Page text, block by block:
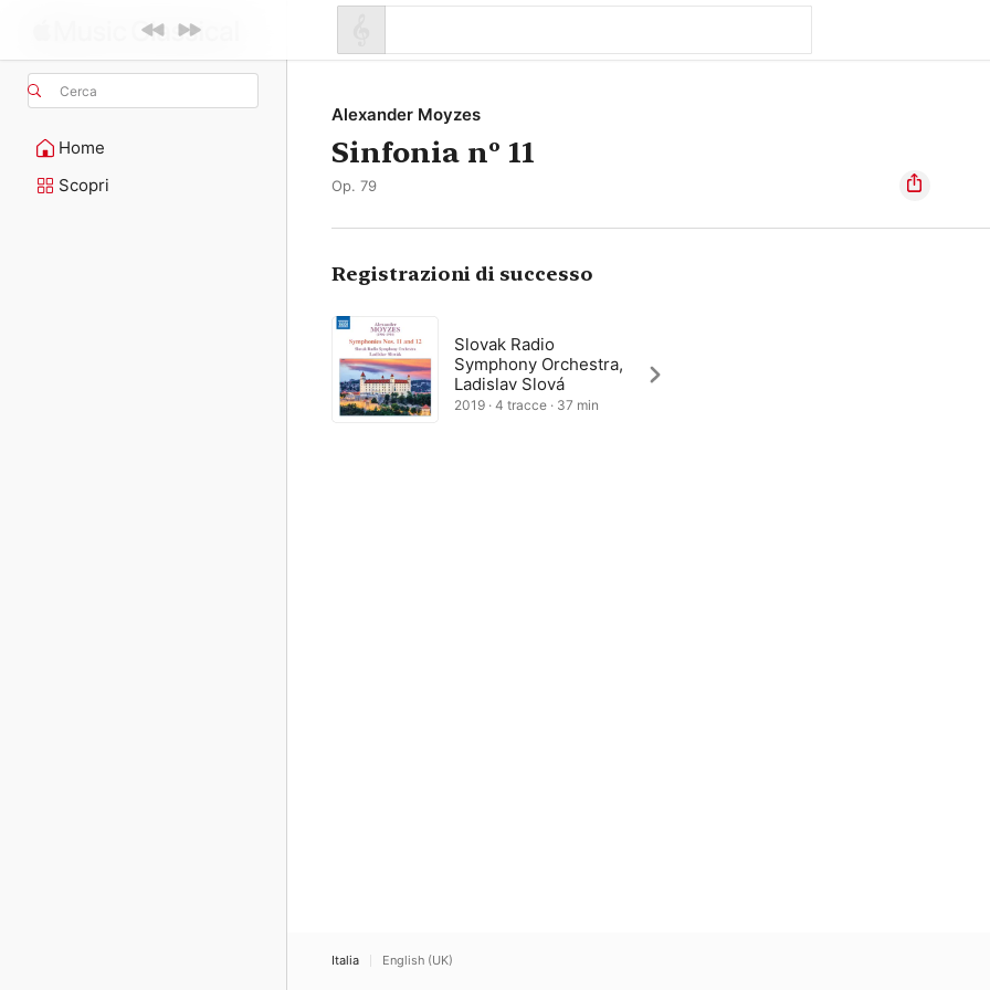
Cerca
Home
Scopri
Alexander Moyzes
Sinfonia nº 11
Op. 79
Registrazioni di successo
Slovak Radio
Symphony Orchestra,
Ladislav Slová
2019 · 4 tracce · 37 min
Italia English (UK)